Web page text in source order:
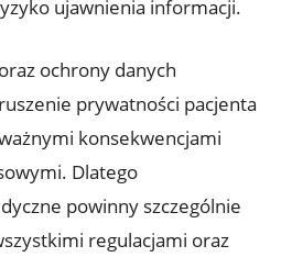
ujawnienia informacji.
ochrony danych
prywatności pacjenta
konsekwencjami
Dlatego
powinny szczególnie
regulacjami oraz